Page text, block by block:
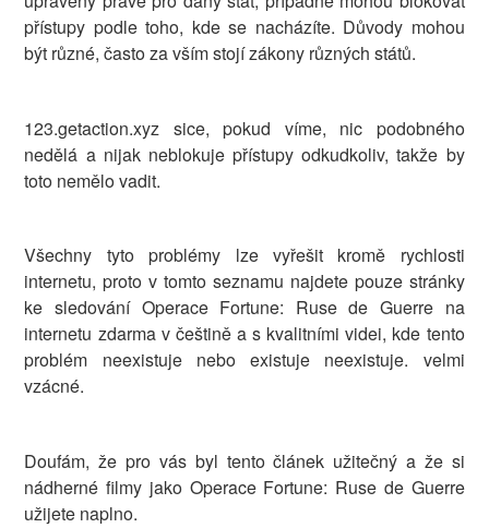
přístupy podle toho, kde se nacházíte. Důvody mohou
být různé, často za vším stojí zákony různých států.
123.getaction.xyz sice, pokud víme, nic podobného
nedělá a nijak neblokuje přístupy odkudkoliv, takže by
toto nemělo vadit.
Všechny tyto problémy lze vyřešit kromě rychlosti
internetu, proto v tomto seznamu najdete pouze stránky
ke sledování Operace Fortune: Ruse de Guerre na
internetu zdarma v češtině a s kvalitními videi, kde tento
problém neexistuje nebo existuje neexistuje. velmi
vzácné.
Doufám, že pro vás byl tento článek užitečný a že si
nádherné filmy jako Operace Fortune: Ruse de Guerre
užijete naplno.